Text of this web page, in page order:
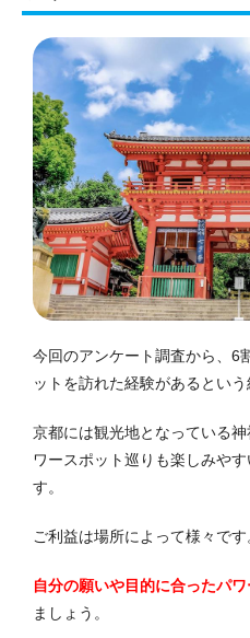
今回のアンケート調査から、6
ットを訪れた経験があるという
京都には観光地となっている
ワースポット巡りも楽しみや
す。
ご利益は場所によって様々です
自分の願いや目的に合ったパ
ましょう。